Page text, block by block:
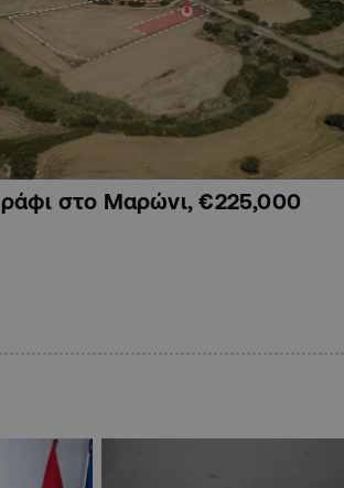
στο Μαρώνι, €225,000